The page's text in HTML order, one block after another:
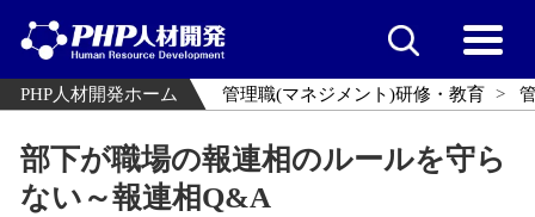
PHP人材開発ホーム 管理職(マネジメント)研修・教育
部下が職場の報連相のルールを守ら
ない～報連相Q&A